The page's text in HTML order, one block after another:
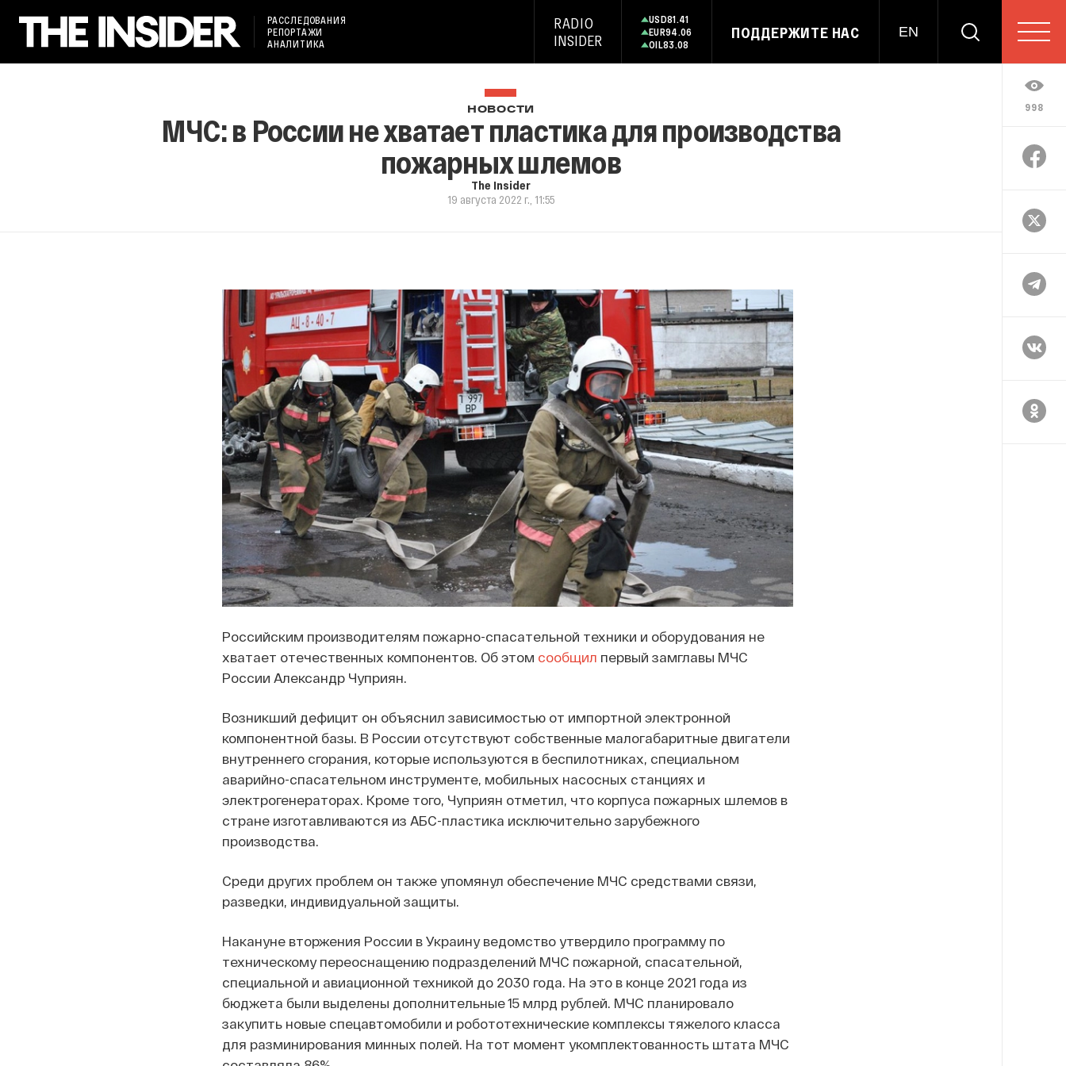
РАССЛЕДОВАНИЯ
РЕПОРТАЖИ
АНАЛИТИКА
RADIO
INSIDER
USD81.41
EUR94.06
OIL83.08
ПОДДЕРЖИТЕ НАС EN
998
НОВОСТИ
МЧС: в России не хватает пластика для производства
пожарных шлемов
The Insider
19 августа 2022 г., 11:55
Российским производителям пожарно-спасательной техники и оборудования не
хватает отечественных компонентов. Об этом сообщил первый замглавы МЧС
России Александр Чуприян.
Возникший дефицит он объяснил зависимостью от импортной электронной
компонентной базы. В России отсутствуют собственные малогабаритные двигатели
внутреннего сгорания, которые используются в беспилотниках, специальном
аварийно-спасательном инструменте, мобильных насосных станциях и
электрогенераторах. Кроме того, Чуприян отметил, что корпуса пожарных шлемов в
стране изготавливаются из АБС-пластика исключительно зарубежного
производства.
Среди других проблем он также упомянул обеспечение МЧС средствами связи,
разведки, индивидуальной защиты.
Накануне вторжения России в Украину ведомство утвердило программу по
техническому переоснащению подразделений МЧС пожарной, спасательной,
специальной и авиационной техникой до 2030 года. На это в конце 2021 года из
бюджета были выделены дополнительные 15 млрд рублей. МЧС планировало
закупить новые спецавтомобили и робототехнические комплексы тяжелого класса
для разминирования минных полей. На тот момент укомплектованность штата МЧС